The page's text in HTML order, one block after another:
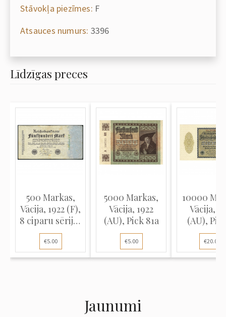
Stāvokļa piezīmes: F
Atsauces numurs: 3396
Līdzīgas preces
500 Markas,
Vācija, 1922 (F),
8 ciparu sērijas
#, Pick 74c
€5.00
5000 Markas,
Vācija, 1922
(AU), Pick 81a
€5.00
10000
Vācija,
(AU),
€20.00
Jaunumi